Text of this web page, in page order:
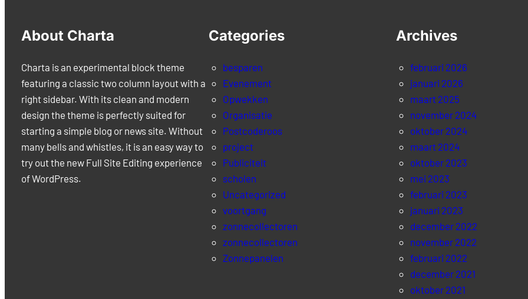
About Charta
Charta is an experimental block theme
featuring a classic two column layout with a
right sidebar. With its clean and modern
design the theme is perfectly suited for
starting a simple blog or news site. Without
many bells and whistles, it is an easy way to
try out the new Full Site Editing experience
of WordPress.
Categories
besparen
Evenement
Opwekken
Organisatie
Postcoderoos
project
Publiciteit
scholen
Uncategorized
voortgang
zonnecollectoren
zonnecollectoren
Zonnepanelen
Archives
februari 2026
januari 2026
maart 2025
november 2024
oktober 2024
maart 2024
oktober 2023
mei 2023
februari 2023
januari 2023
december 2022
november 2022
februari 2022
december 2021
oktober 2021